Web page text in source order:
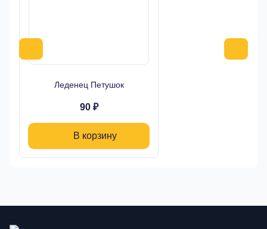
Леденец Петушок
90 ₽
В корзину